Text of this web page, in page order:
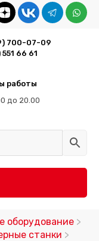
700-07-09
66 61
работы
до 20.00
оборудование >
станки >